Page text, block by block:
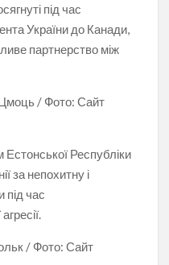
під час
України до Канади,
партнерство між
/ Фото: Сайт
Естонської Республіки
за непохитну і
під час
/ Фото: Сайт